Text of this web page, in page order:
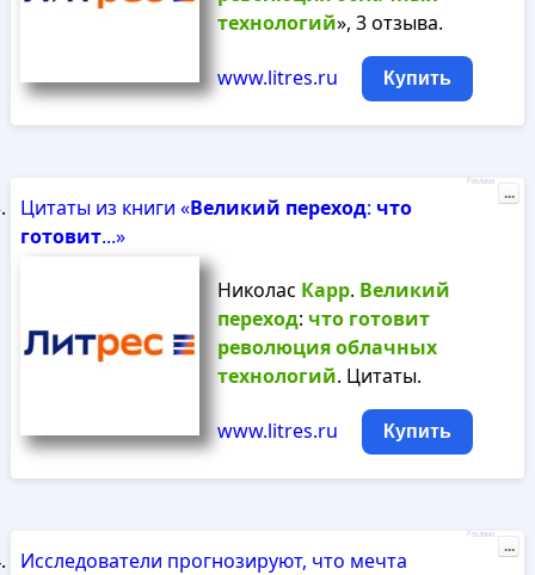
технологий», 3 отзыва.
www.litres.ru Купить
Цитаты из книги «Великий переход: что
готовит...»
Николас Карр. Великий
переход: что готовит
революцияоблачных
технологий. Цитаты.
www.litres.ru Купить
Реклама
...
Исследователи прогнозируют, что мечта
Реклама
...